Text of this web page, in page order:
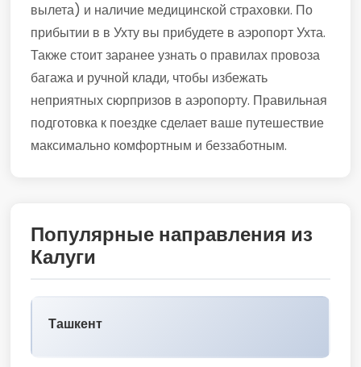
вылета) и наличие медицинской страховки. По
прибытии в в Ухту вы прибудете в аэропорт Ухта.
Также стоит заранее узнать о правилах провоза
багажа и ручной клади, чтобы избежать
неприятных сюрпризов в аэропорту. Правильная
подготовка к поездке сделает ваше путешествие
максимально комфортным и беззаботным.
Популярные направления из
Калуги
Ташкент